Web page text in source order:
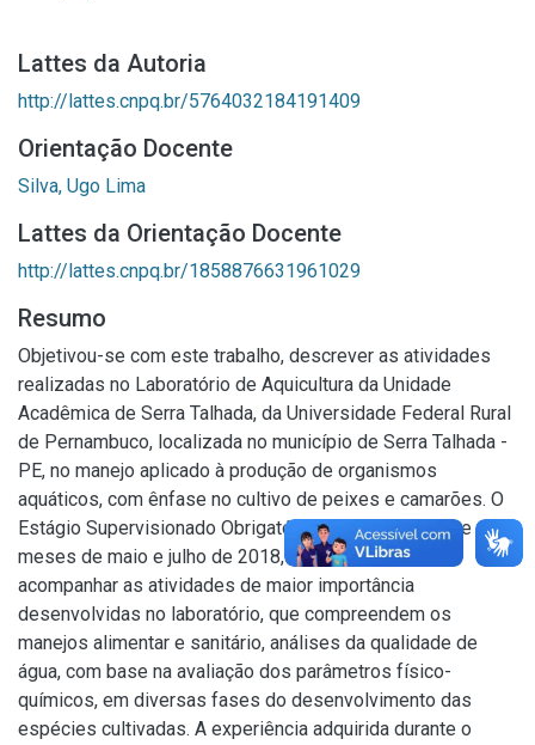
Lattes da Autoria
http://lattes.cnpq.br/5764032184191409
Orientação Docente
Silva, Ugo Lima
Lattes da Orientação Docente
http://lattes.cnpq.br/1858876631961029
Resumo
Objetivou-se com este trabalho, descrever as atividades
realizadas no Laboratório de Aquicultura da Unidade
Acadêmica de Serra Talhada, da Universidade Federal Rural
de Pernambuco, localizada no município de Serra Talhada -
PE, no manejo aplicado à produção de organismos
aquáticos, com ênfase no cultivo de peixes e camarões. O
Estágio Supervisionado Obrigatório foi realizado entre os
meses de maio e julho de 2018, sendo possível
acompanhar as atividades de maior importância
desenvolvidas no laboratório, que compreendem os
manejos alimentar e sanitário, análises da qualidade de
água, com base na avaliação dos parâmetros físico-
químicos, em diversas fases do desenvolvimento das
espécies cultivadas. A experiência adquirida durante o